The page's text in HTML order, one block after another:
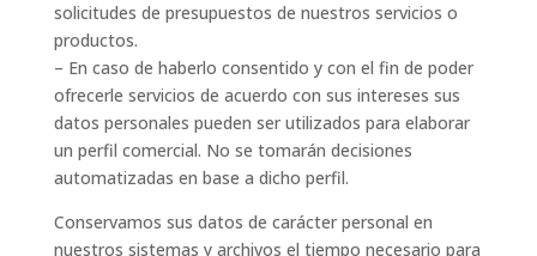
solicitudes de presupuestos de nuestros servicios o
productos.
– En caso de haberlo consentido y con el fin de poder
ofrecerle servicios de acuerdo con sus intereses sus
datos personales pueden ser utilizados para elaborar
un perfil comercial. No se tomarán decisiones
automatizadas en base a dicho perfil.
Conservamos sus datos de carácter personal en
nuestros sistemas y archivos el tiempo necesario para